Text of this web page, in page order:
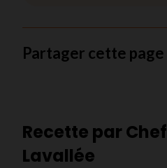
Partager cette page
Recette par
Lavallée